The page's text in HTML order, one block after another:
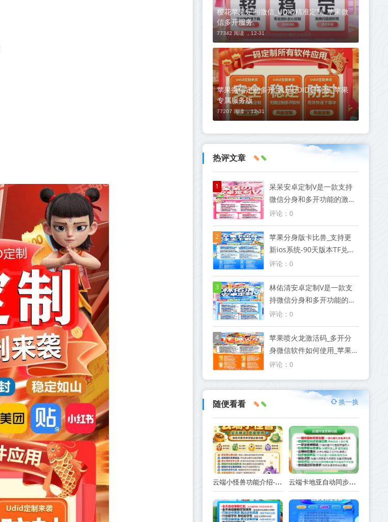
樱花苹果定制微信_UDID精准定制_苹果微
信多开服务
77342 阅读 ，12-31
苹果微信定制多开_风起UDID定制版_苹果
专属服务版
77207 阅读 ，12-31
热评文章
1
呆呆安卓定制V是一款支持
微信分身和多开功能的激活
码软件
评论：0
2
苹果分身版卡比兽_支持更
新ios系统-90天版本TF兑换
模式微信
评论：0
3
林佑清安卓定制V是一款支
持微信分身和多开功能的激
活码软件
评论：0
4
苹果喷火龙激活码_多开分
身微信软件如何使用_苹果
喷火龙官网
评论：0
随便看看 换一换
云端小怪兽功能介绍-使用注意事项 云端卡地亚自动同步跟随转发朋友圈_卡地亚官方微信一键转发